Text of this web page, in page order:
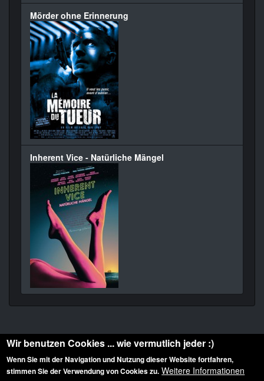
Mörder ohne Erinnerung
Inherent Vice - Natürliche Mängel
Diese Website ist urheberrechtlich geschützt: © 2010-2026 der Film Noir de. Alle
Wir benutzen Cookies ... wie vermutlich jeder :)
Wenn Sie mit der Navigation und Nutzung dieser Website fortfahren,
stimmen Sie der Verwendung von Cookies zu. Weitere Informationen